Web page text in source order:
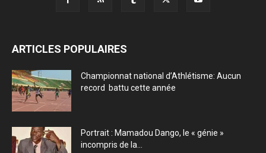
ARTICLES POPULAIRES
Championnat national d’Athlétisme: Aucun
record battu cette année
Portrait : Mamadou Dango, le « génie »
incompris de la...